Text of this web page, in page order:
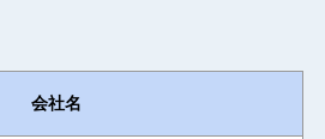
会社名